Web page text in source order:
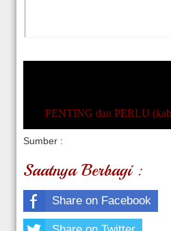
Sumber :
Saatnya Berbagi :
Share on Facebook